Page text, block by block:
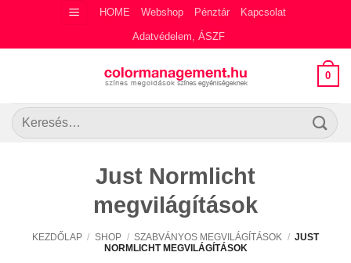
content
HOME Webshop Pénztár Kapcsolat
Adatvédelem, ÁSZF
0
Keresés
a
Just Normlicht
megvilágítások
KEZDŐLAP / SHOP / SZABVÁNYOS MEGVILÁGÍTÁSOK / JUST
NORMLICHT MEGVILÁGÍTÁSOK